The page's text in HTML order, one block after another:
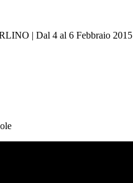
| Dal 4 al 6 Febbraio 2015